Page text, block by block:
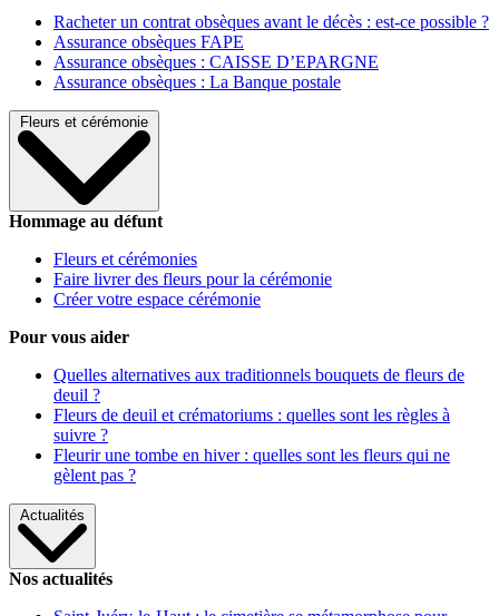
Racheter un contrat obsèques avant le décès : est-ce possible ?
Assurance obsèques FAPE
Assurance obsèques : CAISSE D’EPARGNE
Assurance obsèques : La Banque postale
Fleurs et cérémonie
Hommage au défunt
Fleurs et cérémonies
Faire livrer des fleurs pour la cérémonie
Créer votre espace cérémonie
Pour vous aider
Quelles alternatives aux traditionnels bouquets de fleurs de
deuil ?
Fleurs de deuil et crématoriums : quelles sont les règles à
suivre ?
Fleurir une tombe en hiver : quelles sont les fleurs qui ne
gèlent pas ?
Actualités
Nos actualités